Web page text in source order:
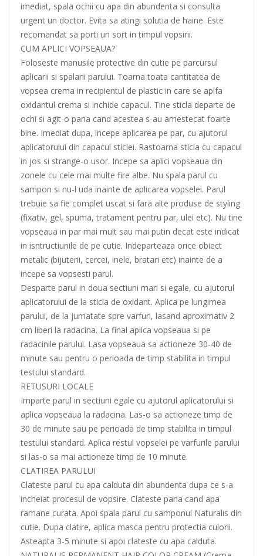
imediat, spala ochii cu apa din abundenta si consulta
urgent un doctor. Evita sa atingi solutia de haine. Este
recomandat sa porti un sort in timpul vopsirii.
CUM APLICI VOPSEAUA?
Foloseste manusile protective din cutie pe parcursul
aplicarii si spalarii parului. Toarna toata cantitatea de
vopsea crema in recipientul de plastic in care se aplfa
oxidantul crema si inchide capacul. Tine sticla departe de
ochi si agit-o pana cand acestea s-au amestecat foarte
bine. Imediat dupa, incepe aplicarea pe par, cu ajutorul
aplicatorului din capacul sticlei. Rastoarna sticla cu capacul
in jos si strange-o usor. Incepe sa aplici vopseaua din
zonele cu cele mai multe fire albe. Nu spala parul cu
sampon si nu-l uda inainte de aplicarea vopselei. Parul
trebuie sa fie complet uscat si fara alte produse de styling
(fixativ, gel, spuma, tratament pentru par, ulei etc). Nu tine
vopseaua in par mai mult sau mai putin decat este indicat
in isntructiunile de pe cutie. Indeparteaza orice obiect
metalic (bijuterii, cercei, inele, bratari etc) inainte de a
incepe sa vopsesti parul.
Desparte parul in doua sectiuni mari si egale, cu ajutorul
aplicatorului de la sticla de oxidant. Aplica pe lungimea
parului, de la jumatate spre varfuri, lasand aproximativ 2
cm liberi la radacina. La final aplica vopseaua si pe
radacinile parului. Lasa vopseaua sa actioneze 30-40 de
minute sau pentru o perioada de timp stabilita in timpul
testului standard.
RETUSURI LOCALE
Imparte parul in sectiuni egale cu ajutorul aplicatorului si
aplica vopseaua la radacina. Las-o sa actioneze timp de
30 de minute sau pe perioada de timp stabilita in timpul
testului standard. Aplica restul vopselei pe varfurile parului
si las-o sa mai actioneze timp de 10 minute.
CLATIREA PARULUI
Clateste parul cu apa calduta din abundenta dupa ce s-a
incheiat procesul de vopsire. Clateste pana cand apa
ramane curata. Apoi spala parul cu samponul Naturalis din
cutie. Dupa clatire, aplica masca pentru protectia culorii.
Asteapta 3-5 minute si apoi clateste cu apa calduta.